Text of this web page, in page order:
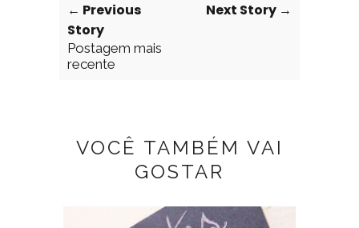
← Previous
Story
Postagem mais
recente
Next Story →
VOCÊ TAMBÉM VAI
GOSTAR